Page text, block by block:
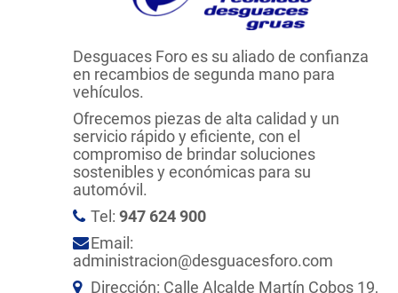
Desguaces Foro es su aliado de confianza
en recambios de segunda mano para
vehículos.
Ofrecemos piezas de alta calidad y un
servicio rápido y eficiente, con el
compromiso de brindar soluciones
sostenibles y económicas para su
automóvil.
Tel: 947 624 900
Email:
administracion@desguacesforo.com
Dirección: Calle Alcalde Martín Cobos 19,